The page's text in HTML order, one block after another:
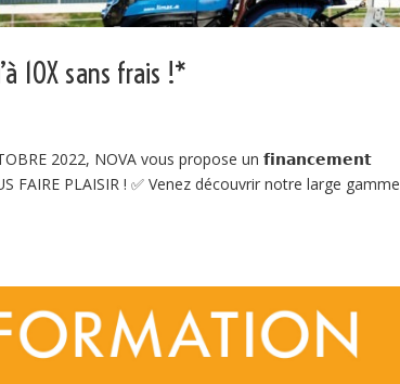
10X sans frais !*
2022, NOVA vous propose un 𝗳𝗶𝗻𝗮𝗻𝗰𝗲𝗺𝗲𝗻𝘁
PLAISIR ! ✅ Venez découvrir notre large gamme